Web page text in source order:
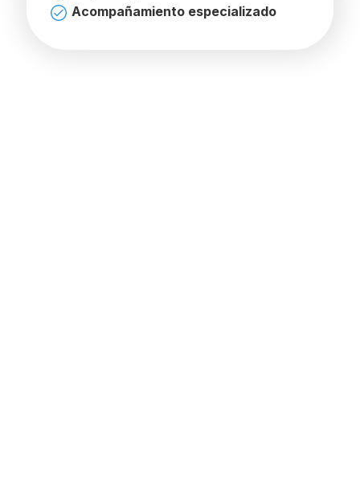
Acompañamiento especializado